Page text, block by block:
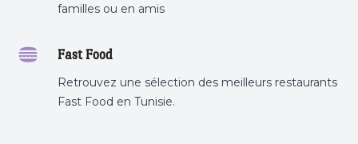
familles ou en amis
Fast Food
Retrouvez une sélection des meilleurs restaurants
Fast Food en Tunisie.